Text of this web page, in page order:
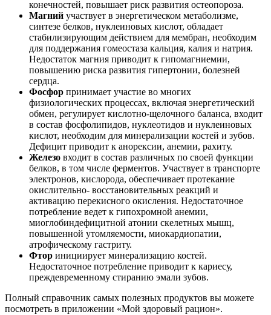
конечностей, повышает риск развития остеопороза.
Магний участвует в энергетическом метаболизме,
синтезе белков, нуклеиновых кислот, обладает
стабилизирующим действием для мембран, необходим
для поддержания гомеостаза кальция, калия и натрия.
Недостаток магния приводит к гипомагниемии,
повышению риска развития гипертонии, болезней
сердца.
Фосфор принимает участие во многих
физиологических процессах, включая энергетический
обмен, регулирует кислотно-щелочного баланса, входит
в состав фосфолипидов, нуклеотидов и нуклеиновых
кислот, необходим для минерализации костей и зубов.
Дефицит приводит к анорексии, анемии, рахиту.
Железо входит в состав различных по своей функции
белков, в том числе ферментов. Участвует в транспорте
электронов, кислорода, обеспечивает протекание
окислительно- восстановительных реакций и
активацию перекисного окисления. Недостаточное
потребление ведет к гипохромной анемии,
миоглобиндефицитной атонии скелетных мышц,
повышенной утомляемости, миокардиопатии,
атрофическому гастриту.
Фтор инициирует минерализацию костей.
Недостаточное потребление приводит к кариесу,
преждевременному стиранию эмали зубов.
Полный справочник самых полезных продуктов вы можете
посмотреть в приложении «Мой здоровый рацион».